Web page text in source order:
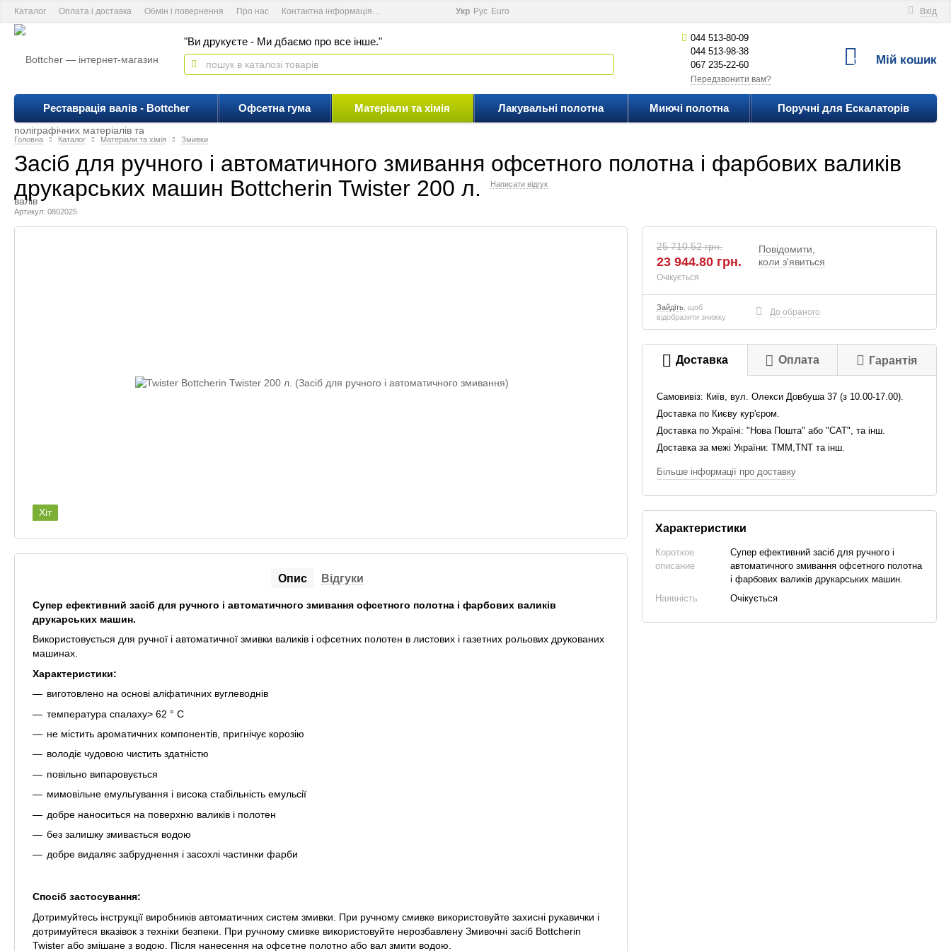
Каталог Оплата і доставка Обмін і повернення Про нас Контактна інформація Відеоблог Вхід
Укр Рус Еuro
"Ви друкуєте - Ми дбаємо про все інше."
044 513-80-09
044 513-98-38
067 235-22-60
Передзвонити вам?
0 Мій кошик
Реставрація валів - Bottcher Офсетна гума Матеріали та хімія Лакувальні полотна Миючі полотна Поручні для Ескалаторів
Головна Каталог Матеріали та хімія Змивки
Засіб для ручного і автоматичного змивання офсетного полотна і фарбових валиків
друкарських машин Bottcherin Twister 200 л.
Написати відгук
Артикул: 0802025
Хіт
Опис Відгуки
Супер ефективний засіб для ручного і автоматичного змивання офсетного полотна і фарбових валиків
друкарських машин.
Використовується для ручної і автоматичної змивки валиків і офсетних полотен в листових і газетних рольових друкованих
машинах.
Характеристики:
виготовлено на основі аліфатичних вуглеводнів
температура спалаху> 62 ° С
не містить ароматичних компонентів, пригнічує корозію
володіє чудовою чистить здатністю
повільно випаровується
мимовільне емульгування і висока стабільність емульсії
добре наноситься на поверхню валиків і полотен
без залишку змивається водою
добре видаляє забруднення і засохлі частинки фарби
Cпосіб застосування:
Дотримуйтесь інструкції виробників автоматичних систем змивки. При ручному смивке використовуйте захисні рукавички і
дотримуйтеся вказівок з техніки безпеки. При ручному смивке використовуйте нерозбавлену Змивочні засіб Bottcherin
Twister або змішане з водою. Після нанесення на офсетне полотно або вал змити водою.
25 710.52 грн.
23 944.80грн.
Очікується
Повідомити,
коли з'явиться
Зайдіть, щоб
відобразити знижку
До обраного
Доставка Оплата Гарантія
Самовивіз: Київ, вул. Олекси Довбуша 37 (з 10.00-17.00).
Доставка по Києву кур'єром.
Доставка по Україні: "Нова Пошта" або "САТ", та інш.
Доставка за межі України: TMM,TNT та інш.
Більше інформації про доставку
Характеристики
Короткое
описание
Супер ефективний засіб для ручного і
автоматичного змивання офсетного полотна
і фарбових валиків друкарських машин.
Наявність
Очікується